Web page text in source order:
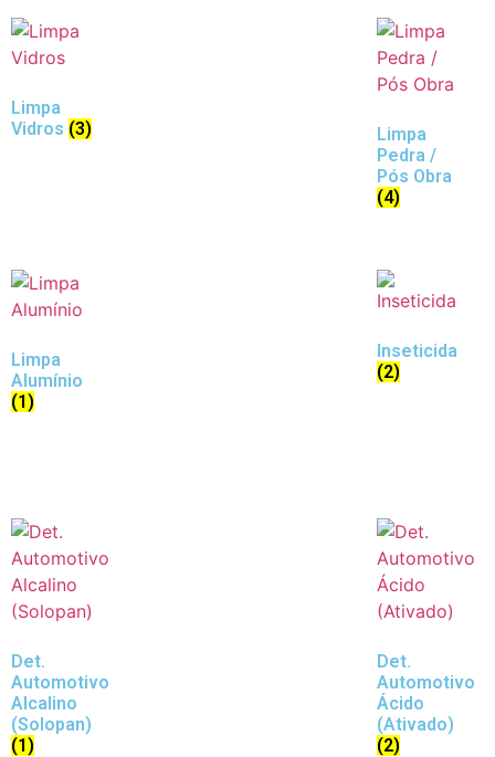
Limpa
Vidros (3)
Limpa
Pedra /
Pós Obra
(4)
Limpa
Alumínio
(1)
Inseticida
(2)
Det.
Automotivo
Alcalino
(Solopan)
(1)
Det.
Automotivo
Ácido
(Ativado)
(2)